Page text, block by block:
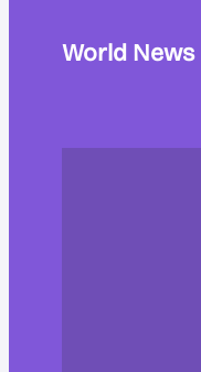
World News